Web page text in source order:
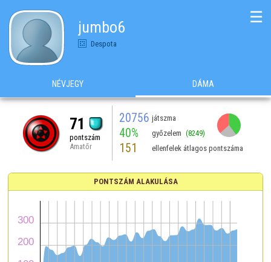
jumbo6
Despota
☰
NÉVJEGY DÁMA
71
pontszám
Amatőr
20756 játszma
40% győzelem (8249)
151 ellenfelek átlagos pontszáma
PONTSZÁM ALAKULÁSA